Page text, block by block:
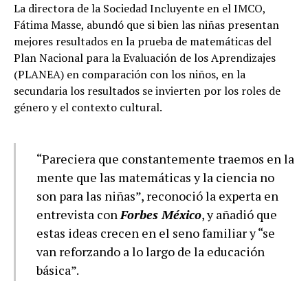
La directora de la Sociedad Incluyente en el IMCO,
Fátima Masse, abundó que si bien las niñas presentan
mejores resultados en la prueba de matemáticas del
Plan Nacional para la Evaluación de los Aprendizajes
(PLANEA) en comparación con los niños, en la
secundaria los resultados se invierten por los roles de
género y el contexto cultural.
“Pareciera que constantemente traemos en la
mente que las matemáticas y la ciencia no
son para las niñas”, reconoció la experta en
entrevista conForbes México, y añadió que
estas ideas crecen en el seno familiar y “se
van reforzando a lo largo de la educación
básica”.